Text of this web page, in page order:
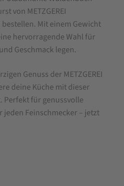
von METZGEREI
bestellen. Mit einem Gewicht
hervorragende Wahl für
Geschmack legen.
Genuss der METZGEREI
deine Küche mit dieser
für genussvolle
jeden Feinschmecker – jetzt